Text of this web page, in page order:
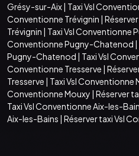
Grésy-sur-Aix| Taxi Vsl
Conventionne Trévignin |
Trévignin | Taxi Vsl Conventionne
Conventionne Pugny-Chatenod |
Pugny-Chatenod | Taxi Vsl
Conventionne Tresserve |
Tresserve | Taxi Vsl Conventionne
Conventionne Mouxy | Réserver
Taxi Vsl Conventionne Aix-les-
Aix-les-Bains | Réserver taxi Vsl